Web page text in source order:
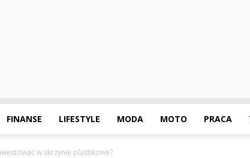
FINANSE LIFESTYLE MODA MOTO PRACA
w skrzynie plastikowe?